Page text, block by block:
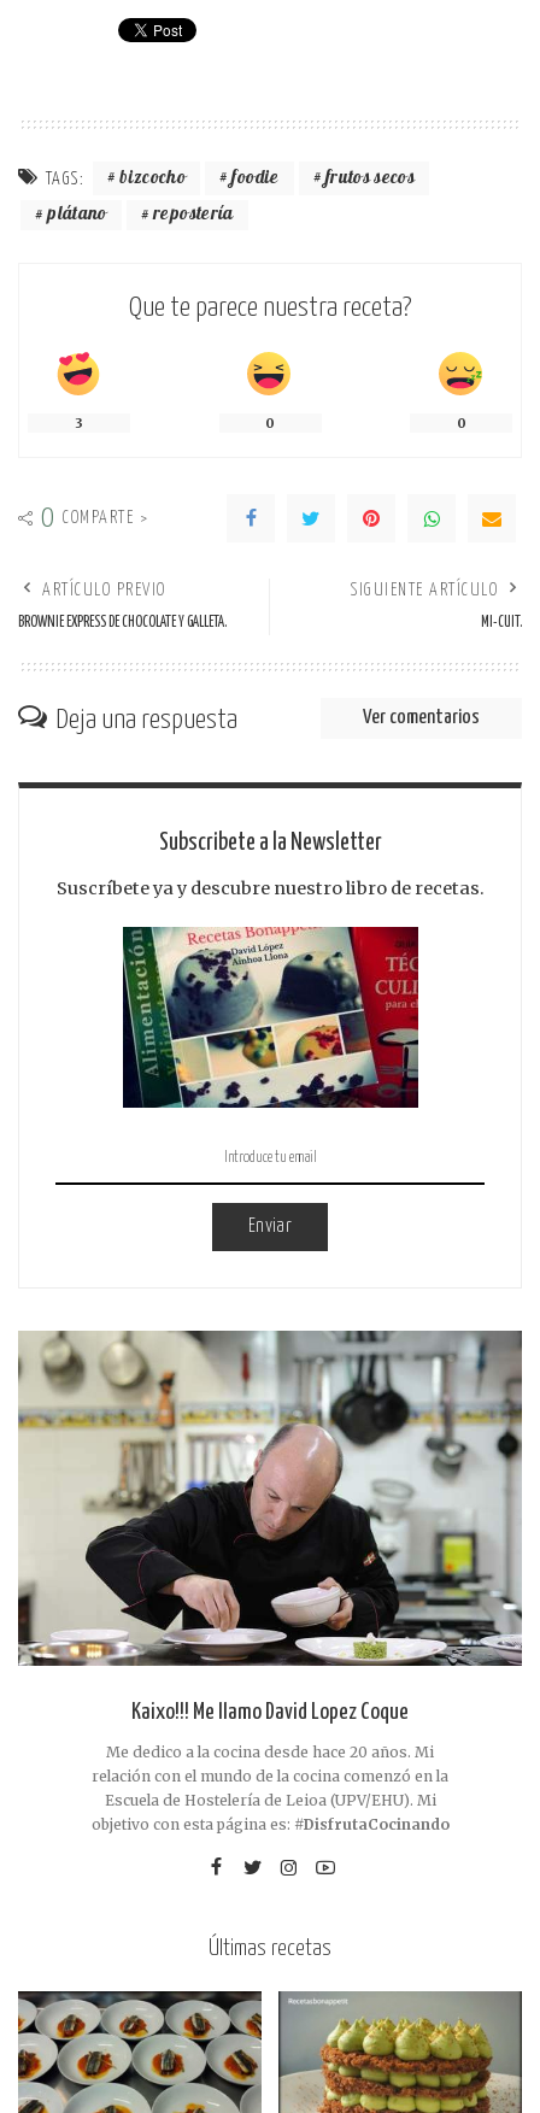
TAGS: bizcocho foodie
frutos secos
plátano
repostería
Que te parece nuestra receta?
3 0 0
0 COMPARTE >
ARTÍCULO PREVIO
BROWNIE EXPRESS DE CHOCOLATE Y GALLETA.
SIGUIENTE ARTÍCULO
MI-CUIT.
Deja una respuesta Ver comentarios
Subscribete a la Newsletter
Suscríbete ya y descubre nuestro libro de recetas.
Enviar
Kaixo!!! Me llamo David Lopez Coque
Me dedico a la cocina desde hace 20 años. Mi
relación con el mundo de la cocina comenzó en la
Escuela de Hostelería de Leioa (UPV/EHU). Mi
objetivo con esta página es: #DisfrutaCocinando
Últimas recetas